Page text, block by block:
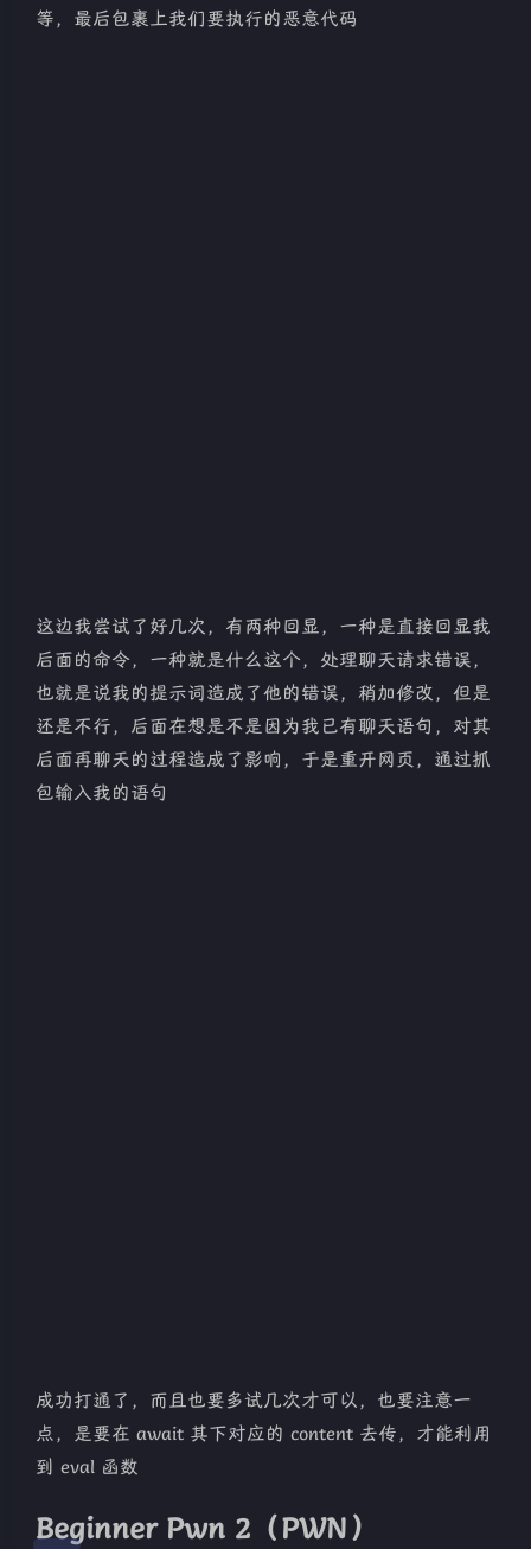
等，最后包裹上我们要执行的恶意代码
这边我尝试了好几次，有两种回显，一种是直接回显我
后面的命令，一种就是什么这个，处理聊天请求错误，
也就是说我的提示词造成了他的错误，稍加修改，但是
还是不行，后面在想是不是因为我已有聊天语句，对其
后面再聊天的过程造成了影响，于是重开网页，通过抓
包输入我的语句
成功打通了，而且也要多试几次才可以，也要注意一
点，是要在 await 其下对应的 content 去传，才能利用
到 eval 函数
Beginner Pwn 2（PWN）